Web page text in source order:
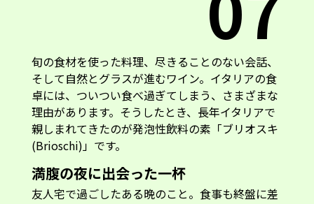
旬の食材を使った料理、尽きることのない会話、
そして自然とグラスが進むワイン。イタリアの食
卓には、ついつい食べ過ぎてしまう、さまざまな
理由があります。そうしたとき、長年イタリアで
親しまれてきたのが発泡性飲料の素「ブリオスキ
(Brioschi)」です。
満腹の夜に出会った一杯
友人宅で過ごしたある晩のこと。食事も終盤に差